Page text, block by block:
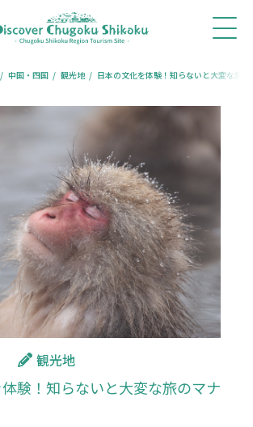
中国・四国 観光地 日本の文化を体験！知らないと大変な旅
観光地
験！知らないと大変な旅のマナ
験・
アー
モデル
コース
旅コ
ラム
レストラ
ン予約